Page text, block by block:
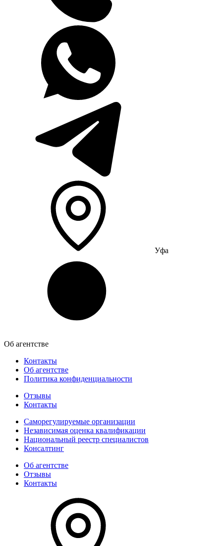
Уфа
Об агентстве
Контакты
Об агентстве
Политика конфиденциальности
Отзывы
Контакты
Саморегулируемые организации
Независимая оценка квалификации
Национальный реестр специалистов
Консалтинг
Об агентстве
Отзывы
Контакты